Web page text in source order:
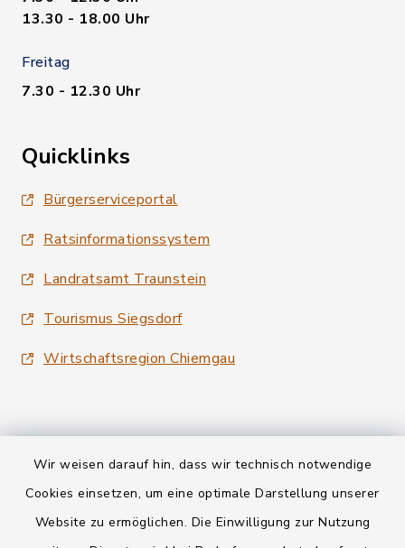
Wir weisen darauf hin, dass wir technisch notwendige
Cookies einsetzen, um eine optimale Darstellung unserer
Website zu ermöglichen. Die Einwilligung zur Nutzung
13.30 - 18.00 Uhr
Freitag
7.30 - 12.30 Uhr
Quicklinks
Bürgerserviceportal
Ratsinformationssystem
Landratsamt Traunstein
Tourismus Siegsdorf
Wirtschaftsregion Chiemgau
Kontakt